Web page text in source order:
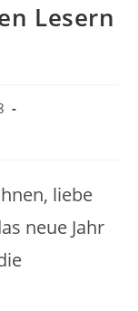
Lesern
liebe
neue Jahr